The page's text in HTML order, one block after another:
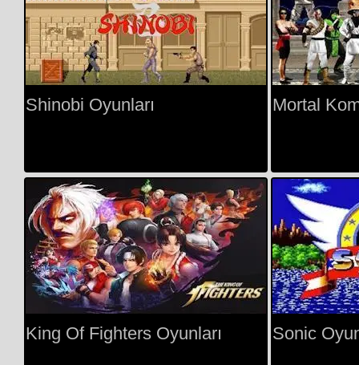
Shinobi Oyunları Mortal
King Of Fighters Oyunları Sonic